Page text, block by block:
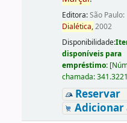
Editora:São Paulo:
Dialética,2002
Disponibilidade:
disponíveis para
empréstimo: [
chamada:
Reservar
Adicionar